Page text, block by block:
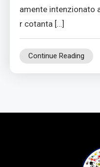
amente intenzionato
r cotanta […]
Continue Reading